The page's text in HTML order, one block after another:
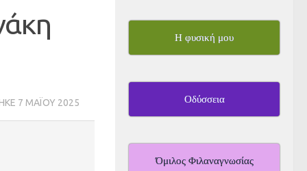
7 ΜΑΪ́ΟΥ 2025
Η φυσική μου
Οδύσσεια
Όμιλος Φιλαναγνωσίας